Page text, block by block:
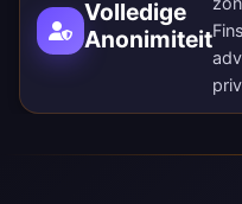
Volledige
Anonimiteit